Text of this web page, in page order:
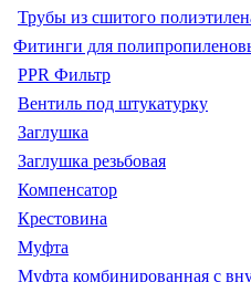
Трубы из сшитого
Фитинги для
PPR Фильтр
Вентиль под штукатурку
Заглушка
Заглушка резьбовая
Компенсатор
Крестовина
Муфта
Муфта комбинированная с